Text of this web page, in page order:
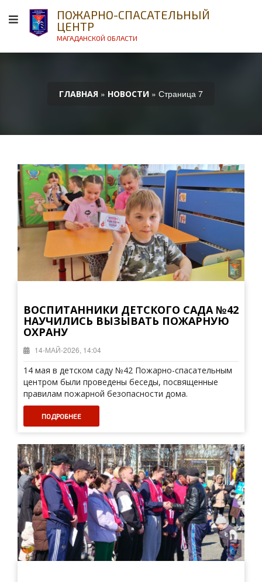
ПОЖАРНО-СПАСАТЕЛЬНЫЙ
ЦЕНТР
МАГАДАНСКОЙ ОБЛАСТИ
ГЛАВНАЯ » НОВОСТИ » Страница 7
ВОСПИТАННИКИ ДЕТСКОГО САДА №42
НАУЧИЛИСЬ ВЫЗЫВАТЬ ПОЖАРНУЮ
ОХРАНУ
14-МАЙ-2026, 14:04
14 мая в детском саду №42 Пожарно-спасательным
центром были проведены беседы, посвященные
правилам пожарной безопасности дома.
ПОДРОБНЕЕ